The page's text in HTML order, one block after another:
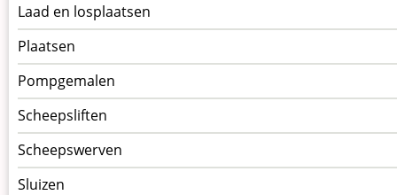
Laad en losplaatsen
Plaatsen
Pompgemalen
Scheepsliften
Scheepswerven
Sluizen